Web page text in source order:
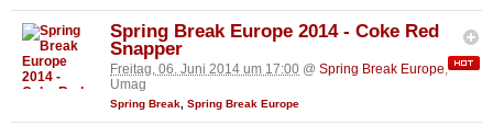
Spring Break Europe 2014 - Coke Red
Snapper
Freitag, 06. Juni 2014 um 17:00 @ Spring Break Europe,
Umag
Spring Break, Spring Break Europe